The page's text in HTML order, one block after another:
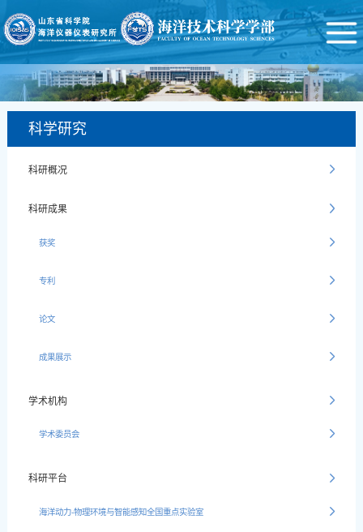
科学研究
科研概况
科研成果
获奖
专利
论文
成果展示
学术机构
学术委员会
科研平台
海洋动力-物理环境与智能感知全国重点实验室